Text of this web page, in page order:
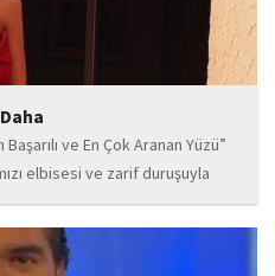
ve En Çok Aranan Yüzü”
elbisesi ve zarif duruşuyla
da dikkat çeken Kalaycı,